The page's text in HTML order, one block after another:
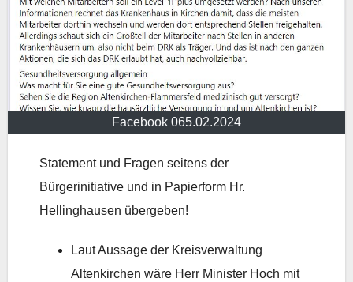
Facebook 065.02.2024
Statement und Fragen seitens der
Bürgerinitiative und in Papierform Hr.
Hellinghausen übergeben!
Laut Aussage der Kreisverwaltung
Altenkirchen wäre Herr Minister Hoch mit